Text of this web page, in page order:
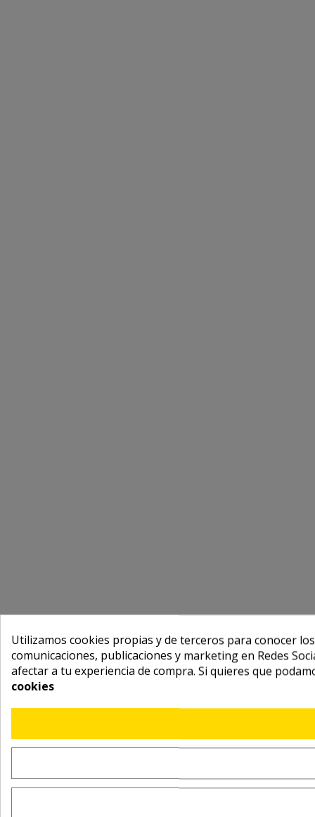
Utilizamos cookies propias y de terceros para conocer
comunicaciones, publicaciones y marketing en Redes
afectar a tu experiencia de compra. Si quieres que
cookies